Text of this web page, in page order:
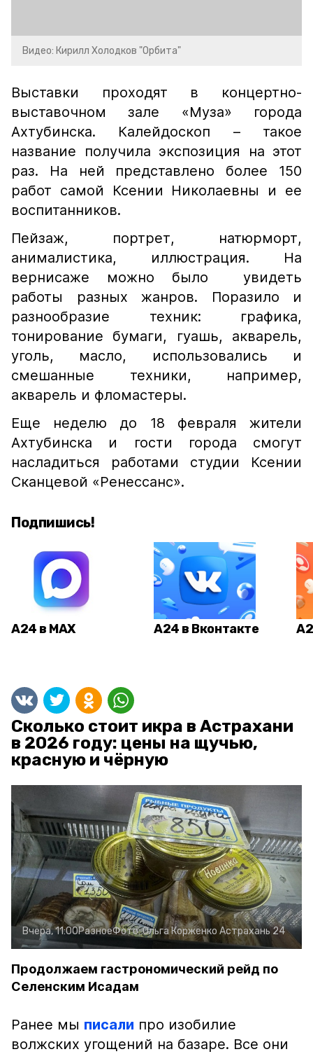
Видео: Кирилл Холодков "Орбита"
Выставки проходят в концертно-
выставочном зале «Муза» города
Ахтубинска. Калейдоскоп – такое
название получила экспозиция на этот
раз. На ней представлено более 150
работ самой Ксении Николаевны и ее
воспитанников.
Пейзаж, портрет, натюрморт,
анималистика, иллюстрация. На
вернисаже можно было увидеть
работы разных жанров. Поразило и
разнообразие техник: графика,
тонирование бумаги, гуашь, акварель,
уголь, масло, использовались и
смешанные техники, например,
акварель и фломастеры.
Еще неделю до 18 февраля жители
Ахтубинска и гости города смогут
насладиться работами студии Ксении
Сканцевой «Ренессанс».
Подпишись!
А24 в MAX А24 в Вконтакте
Сколько стоит икра в Астрахани
в 2026 году: цены на щучью,
красную и чёрную
Вчера, 11:00РазноеФото:Ольга Корженко Астрахань 24
Продолжаем гастрономический рейд по
Селенским Исадам
Ранее мы писали про изобилие
волжских угощений на базаре. Все они